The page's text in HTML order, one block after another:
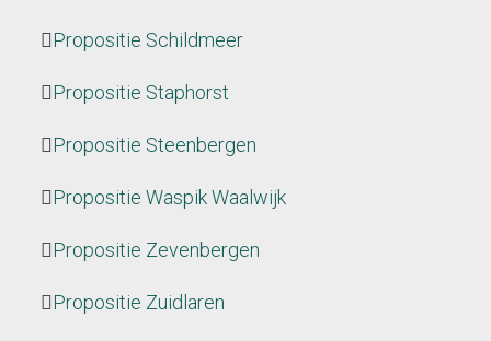
Propositie Schildmeer
Propositie Staphorst
Propositie Steenbergen
Propositie Waspik Waalwijk
Propositie Zevenbergen
Propositie Zuidlaren